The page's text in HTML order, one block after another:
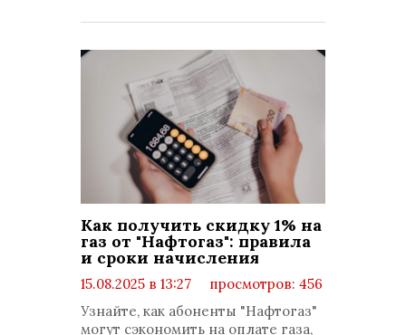
Как получить скидку 1% на
газ от "Нафтогаз": правила
и сроки начисления
15.08.2025 в 13:27
просмотров: 456
комментариев: 0
Узнайте, как абоненты "Нафтогаз"
могут сэкономить на оплате газа,